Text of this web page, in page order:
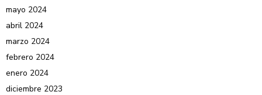
mayo 2024
abril 2024
marzo 2024
febrero 2024
enero 2024
diciembre 2023